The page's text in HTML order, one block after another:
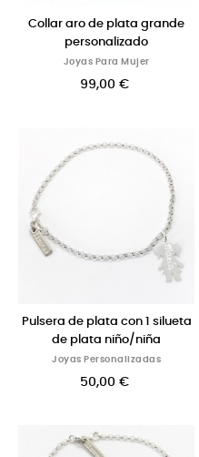
Collar aro de plata grande
personalizado
Joyas Para Mujer
99,00 €
Pulsera de plata con 1 silueta
de plata niño/niña
Joyas Personalizadas
50,00 €